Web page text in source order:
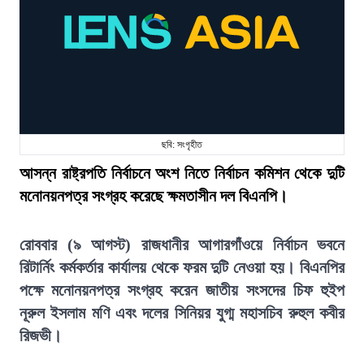
ছবি: সংগৃহীত
আসন্ন রাষ্ট্রপতি নির্বাচনে অংশ নিতে নির্বাচন কমিশন থেকে দুটি
মনোনয়নপত্র সংগ্রহ করেছে ক্ষমতাসীন দল বিএনপি।
রোববার (৯ আগস্ট) রাজধানীর আগারগাঁওয়ে নির্বাচন ভবনে
রিটার্নিং কর্মকর্তার কার্যালয় থেকে ফরম দুটি নেওয়া হয়। বিএনপির
পক্ষে মনোনয়নপত্র সংগ্রহ করেন জাতীয় সংসদের চিফ হুইপ
নূরুল ইসলাম মণি এবং দলের সিনিয়র যুগ্ম মহাসচিব রুহুল কবীর
রিজভী।